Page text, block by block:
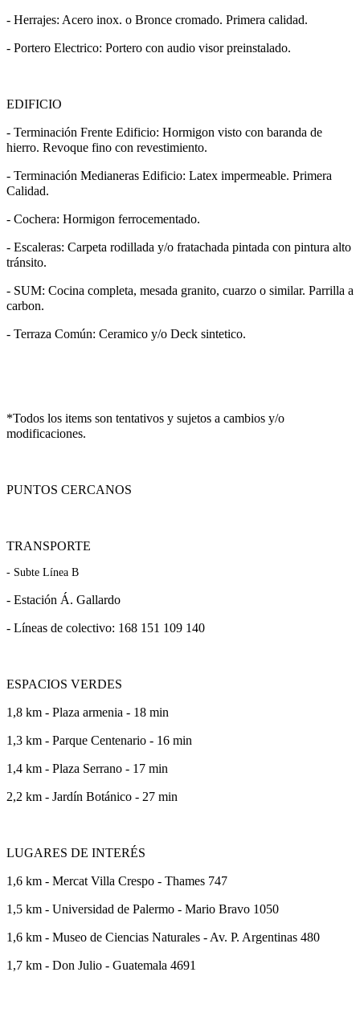
- Herrajes: Acero inox. o Bronce cromado. Primera calidad.
- Portero Electrico: Portero con audio visor preinstalado.
EDIFICIO
- Terminación Frente Edificio: Hormigon visto con baranda de
hierro. Revoque fino con revestimiento.
- Terminación Medianeras Edificio: Latex impermeable. Primera
Calidad.
- Cochera: Hormigon ferrocementado.
- Escaleras: Carpeta rodillada y/o fratachada pintada con pintura alto
tránsito.
- SUM: Cocina completa, mesada granito, cuarzo o similar. Parrilla a
carbon.
- Terraza Común: Ceramico y/o Deck sintetico.
*Todos los items son tentativos y sujetos a cambios y/o
modificaciones.
PUNTOS CERCANOS
TRANSPORTE
- Subte Línea B
- Estación Á. Gallardo
- Líneas de colectivo: 168 151 109 140
ESPACIOS VERDES
1,8 km - Plaza armenia - 18 min
1,3 km - Parque Centenario - 16 min
1,4 km - Plaza Serrano - 17 min
2,2 km - Jardín Botánico - 27 min
LUGARES DE INTERÉS
1,6 km - Mercat Villa Crespo - Thames 747
1,5 km - Universidad de Palermo - Mario Bravo 1050
1,6 km - Museo de Ciencias Naturales - Av. P. Argentinas 480
1,7 km - Don Julio - Guatemala 4691